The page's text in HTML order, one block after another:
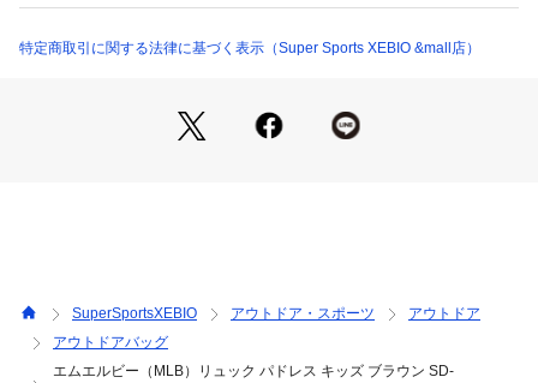
商品の色味が若干異なる場合があります。
い。メジャーリーグベースボール Major League Baseball Maj
orLeagueBaseball MLB スーパースポーツゼビオ ゼビオ Sup
ボール 野球 応援 試合観戦 パドレス サンディエゴ・パドレス
San Diego Padres ブラウン
特定商取引に関する法律に基づく表示（Super Sports XEBIO &mall店）
SuperSportsXEBIO アウトドア・スポーツ
アウトドア
アウトドアバッグ
エムエルビー（MLB）リュック パドレス キッズ ブラウン SD-